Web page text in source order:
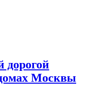
дорогой
Москвы